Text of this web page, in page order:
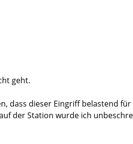
geht.
dass dieser Eingriff belastend
der Station wurde ich